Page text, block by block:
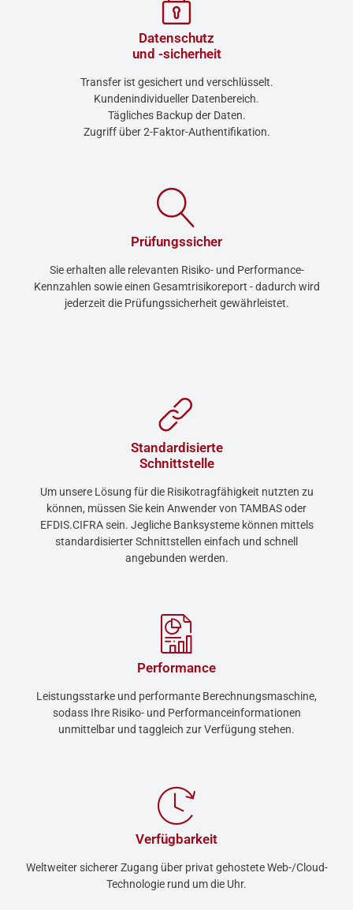
Datenschutz
und -sicherheit
Transfer ist gesichert und verschlüsselt.
Kundenindividueller Datenbereich.
Tägliches Backup der Daten.
Zugriff über 2-Faktor-Authentifikation.
Prüfungssicher
Sie erhalten alle relevanten Risiko- und Performance-
Kennzahlen sowie einen Gesamtrisikoreport - dadurch wird
jederzeit die Prüfungssicherheit gewährleistet.
Standardisierte
Schnittstelle
Um unsere Lösung für die Risikotragfähigkeit nutzten zu
können, müssen Sie kein Anwender von TAMBAS oder
EFDIS.CIFRA sein. Jegliche Banksysteme können mittels
standardisierter Schnittstellen einfach und schnell
angebunden werden.
Performance
Leistungsstarke und performante Berechnungsmaschine,
sodass Ihre Risiko- und Performanceinformationen
unmittelbar und taggleich zur Verfügung stehen.
Verfügbarkeit
Weltweiter sicherer Zugang über privat gehostete Web-/Cloud-
Technologie rund um die Uhr.